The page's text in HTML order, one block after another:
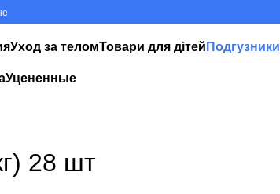
Уход за теломТовари для дітей Подгузники
Уцененные
28 шт